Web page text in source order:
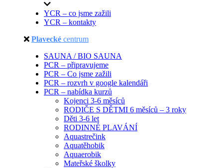
YCR – co jsme zažili
YCR – kontakty
Plavecké centrum
SAUNA / BIO SAUNA
PCR – připravujeme
PCR – Co jsme zažili
PCR – rozvrh v google kalendáři
PCR – nabídka kurzů
Kojenci 3-6 měsíců
RODIČE S DĚTMI 6 měsíců – 3 roky
Děti 3-6 let
RODINNÉ PLAVÁNÍ
Aquastrečink
Aquatěhobik
Aquaerobik
Mateřské školky